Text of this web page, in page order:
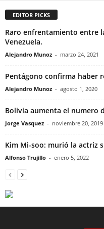
EDITOR PICKS
Raro enfrentamiento entre
Venezuela.
Alejandro Munoz - marzo 24, 2021
Pentágono confirma haber
Alejandro Munoz - agosto 1, 2020
Bolivia aumenta el numero
Jorge Vasquez - noviembre 20, 2019
Kim Mi-soo: murió la actriz
Alfonso Trujillo - enero 5, 2022